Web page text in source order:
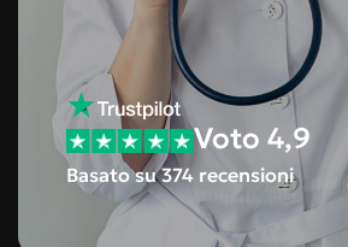
Voto 4,9
Basato su 374 recensioni